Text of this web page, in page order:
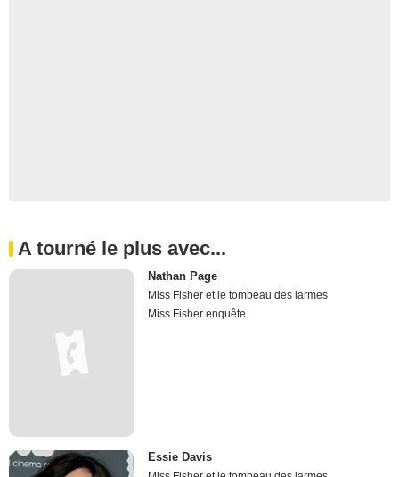
A tourné le plus avec...
Nathan Page
Miss Fisher et le tombeau des larmes
Miss Fisher enquête
Essie Davis